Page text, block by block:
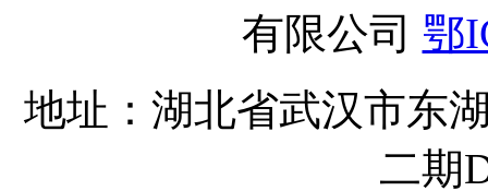
有限公司 鄂
地址：湖北省武汉市东
二期